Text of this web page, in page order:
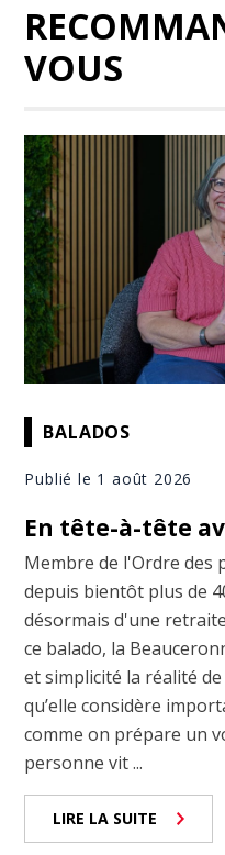
VOUS
BALADOS
Publié le 1 août 2026
En tête-à-tête
Membre de l'Ordre des
depuis bientôt plus de
désormais d'une
ce balado, la
et simplicité la réalité
qu’elle considère
comme on prépare un
personne vit ...
LIRE LA SUITE